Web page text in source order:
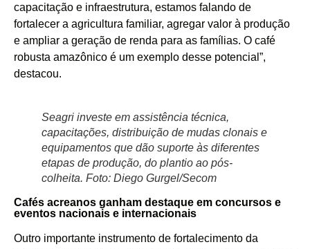
capacitação e infraestrutura, estamos falando de
fortalecer a agricultura familiar, agregar valor à produção
e ampliar a geração de renda para as famílias. O café
robusta amazônico é um exemplo desse potencial”,
destacou.
Seagri investe em assistência técnica,
capacitações, distribuição de mudas clonais e
equipamentos que dão suporte às diferentes
etapas de produção, do plantio ao pós-
colheita. Foto: Diego Gurgel/Secom
Cafés acreanos ganham destaque em concursos e
eventos nacionais e internacionais
Outro importante instrumento de fortalecimento da